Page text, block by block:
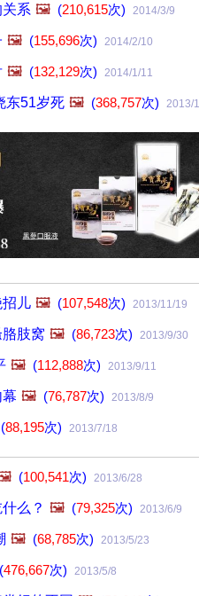
系 🖼️ (210,615次) 2014/3/9
🖼️ (155,696次) 2014/2/10
🖼️ (132,129次) 2014/1/11
东51岁死 🖼️ (368,757次) 2013/
儿 🖼️ (107,548次) 2013/11/19
肢窝 🖼️ (86,723次) 2013/9/30
🖼️ (112,888次) 2013/9/11
🖼️ (76,787次) 2013/8/9
(88,195次) 2013/7/18
(100,541次) 2013/6/28
么？ 🖼️ (79,325次) 2013/6/9
🖼️ (68,785次) 2013/5/23
(476,667次) 2013/5/8